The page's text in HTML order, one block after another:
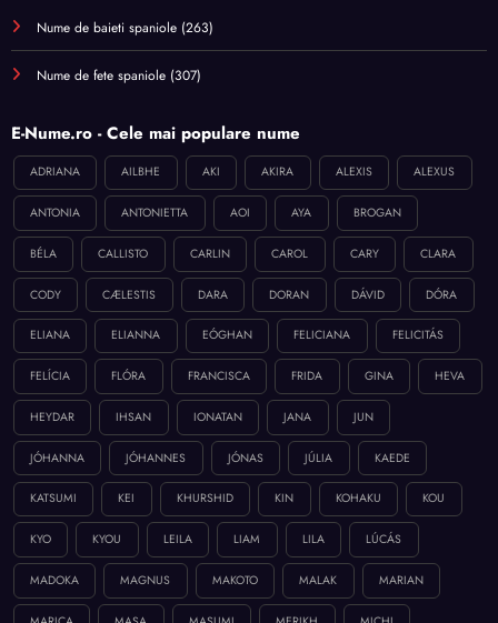
Nume de baieti spaniole (263)
Nume de fete spaniole (307)
E-Nume.ro - Cele mai populare nume
ADRIANA AILBHE AKI AKIRA ALEXIS ALEXUS
ANTONIA ANTONIETTA AOI AYA BROGAN
BÉLA CALLISTO CARLIN CAROL CARY CLARA
CODY CÆLESTIS DARA DORAN DÁVID DÓRA
ELIANA ELIANNA EÓGHAN FELICIANA FELICITÁS
FELÍCIA FLÓRA FRANCISCA FRIDA GINA HEVA
HEYDAR IHSAN IONATAN JANA JUN
JÓHANNA JÓHANNES JÓNAS JÚLIA KAEDE
KATSUMI KEI KHURSHID KIN KOHAKU KOU
KYO KYOU LEILA LIAM LILA LÚCÁS
MADOKA MAGNUS MAKOTO MALAK MARIAN